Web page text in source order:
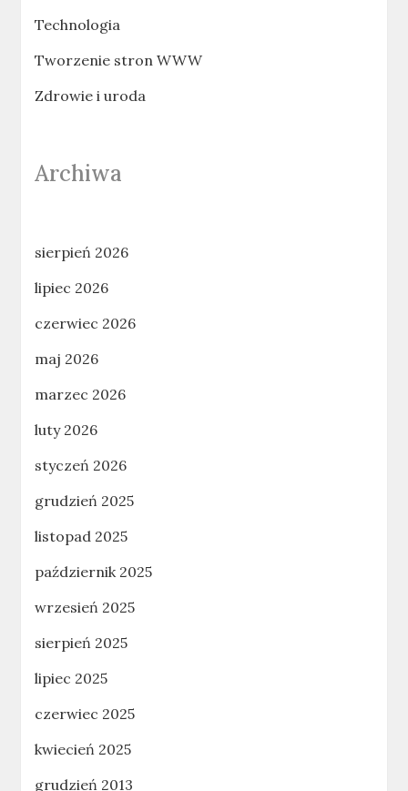
Technologia
Tworzenie stron WWW
Zdrowie i uroda
Archiwa
sierpień 2026
lipiec 2026
czerwiec 2026
maj 2026
marzec 2026
luty 2026
styczeń 2026
grudzień 2025
listopad 2025
październik 2025
wrzesień 2025
sierpień 2025
lipiec 2025
czerwiec 2025
kwiecień 2025
grudzień 2013